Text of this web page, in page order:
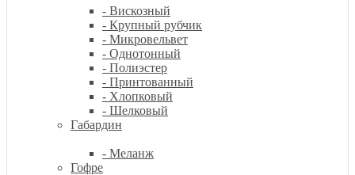
- Вискозный
- Крупный рубчик
- Микровельвет
- Однотонный
- Полиэстер
- Принтованный
- Хлопковый
- Шелковый
Габардин
- Меланж
Гофре